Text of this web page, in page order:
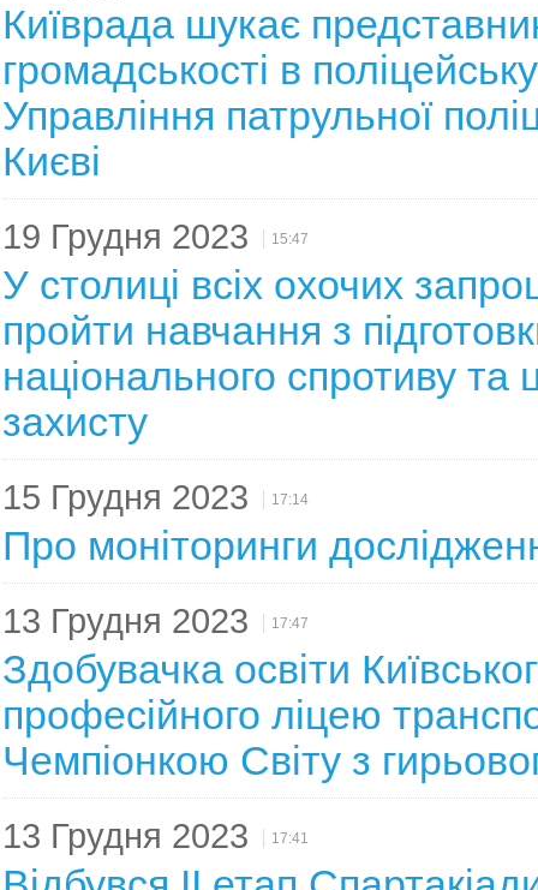
Київрада шукає
громадськості в
Управління патрульної
Києві
19 Грудня 2023 15:47
У столиці всіх охочих
пройти навчання з
національного спротиву та
захисту
15 Грудня 2023 17:14
Про моніторинги
13 Грудня 2023 17:47
Здобувачка освіти
професійного ліцею
Чемпіонкою Світу з
13 Грудня 2023 17:41